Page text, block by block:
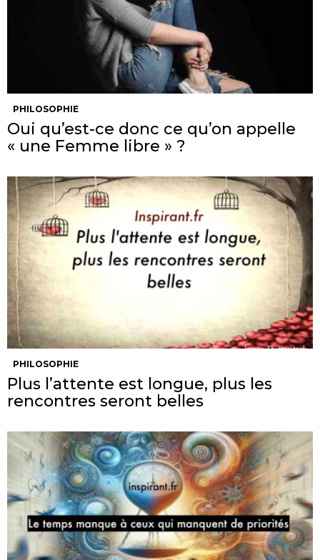
PHILOSOPHIE
Oui qu’est-ce donc ce qu’on appelle
« une Femme libre » ?
PHILOSOPHIE
Plus l’attente est longue, plus les
rencontres seront belles